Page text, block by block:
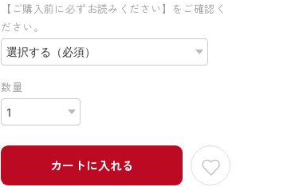
【ご購入前に必ずお読みください】をご確認く
ださい。
数量
カートに入れる